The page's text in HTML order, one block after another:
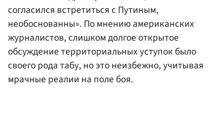
согласился встретиться с Путиным,
необоснованны». По мнению американских
журналистов, слишком долгое открытое
обсуждение территориальных уступок было
своего рода табу, но это неизбежно, учитывая
мрачные реалии на поле боя.